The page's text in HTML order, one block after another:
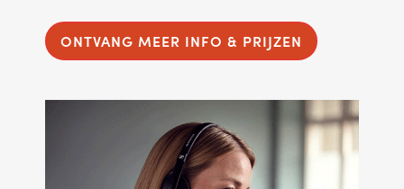
ONTVANG MEER INFO & PRIJZEN